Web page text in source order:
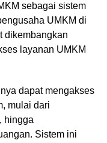
sebagai sistem
UMKM di
dikembangkan
layanan UMKM
dapat mengakses
mulai dari
hingga
Sistem ini